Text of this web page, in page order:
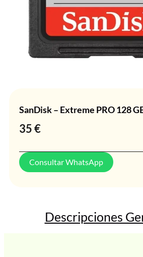
SanDisk – Extreme PRO 128
35€
Consultar WhatsApp
Descripciones